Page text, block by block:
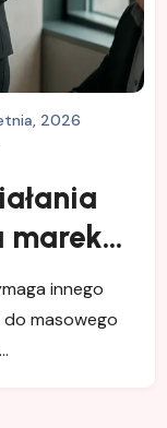
2026
marek
innego
do masowego